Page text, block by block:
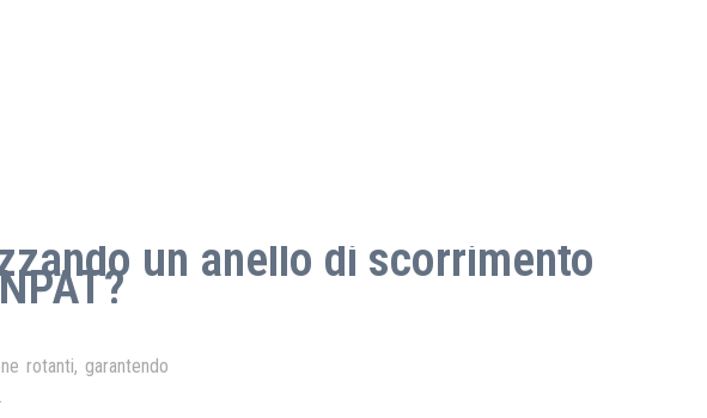
un anello di scorrimento
rotanti, garantendo